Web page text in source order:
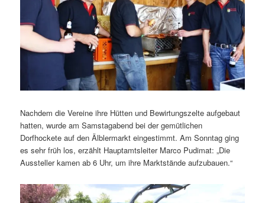
Nachdem die Vereine ihre Hütten und Bewirtungszelte aufgebaut
hatten, wurde am Samstagabend bei der gemütlichen
Dorfhockete auf den Älblermarkt eingestimmt. Am Sonntag ging
es sehr früh los, erzählt Hauptamtsleiter Marco Pudimat: „Die
Aussteller kamen ab 6 Uhr, um ihre Marktstände aufzubauen.“